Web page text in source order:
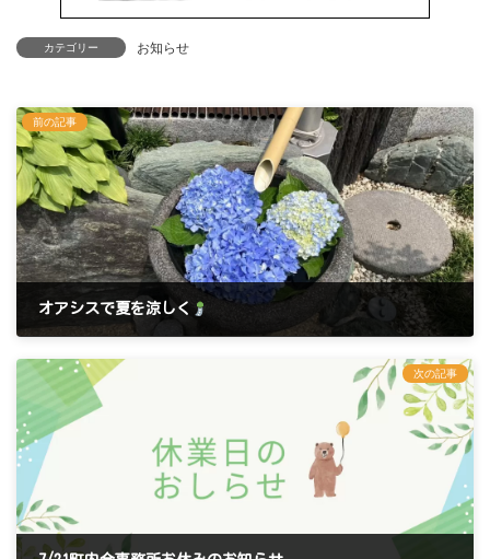
カテゴリー お知らせ
前の記事
オアシスで夏を涼しく
次の記事